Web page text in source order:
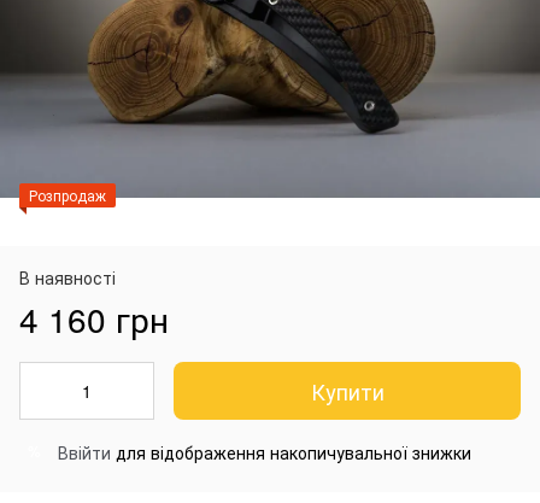
Розпродаж
В наявності
4 160 грн
Купити
Ввійти для відображення накопичувальної знижки